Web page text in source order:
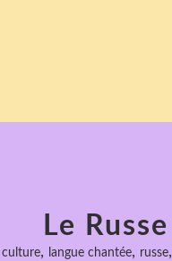
Le Russe
culture, langue chantée, russe,